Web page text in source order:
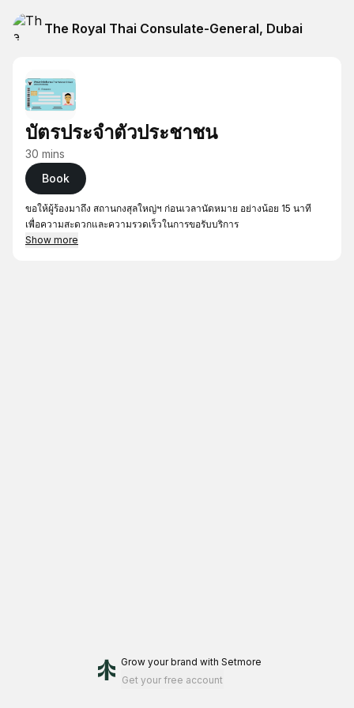
The Royal Thai Consulate-General, Dubai
บัตรประจำตัวประชาชน
30 mins
Book
ขอให้ผู้ร้องมาถึง สถานกงสุลใหญ่ฯ ก่อนเวลานัดหมาย อย่างน้อย 15 นาที
เพื่อความสะดวกและความรวดเร็วในการขอรับบริการ
Show more
Grow your brand with Setmore
Get your free account